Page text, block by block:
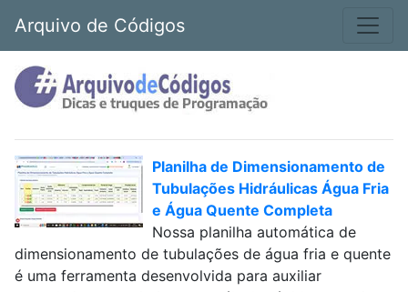
Arquivo de Códigos
Planilha de Dimensionamento de
Tubulações Hidráulicas Água Fria
e Água Quente Completa
Nossa planilha automática de
dimensionamento de tubulações de água fria e quente
é uma ferramenta desenvolvida para auxiliar